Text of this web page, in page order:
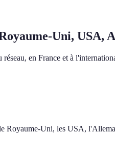
Uni, USA,
en France et à
Royaume-Uni, les USA,